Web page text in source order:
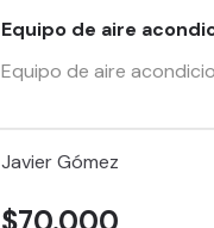
Equipo de aire
Equipo de aire
Javier Gómez